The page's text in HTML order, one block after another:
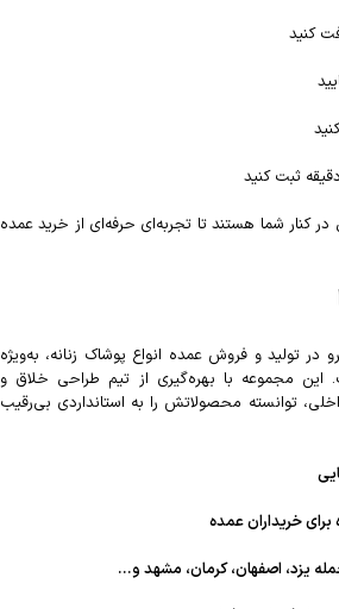
کنید
ثبت کنید
در کنار شما هستند تا تجربه‌ای حرفه‌ای از خرید عمده
در تولید و فروش عمده انواع پوشاک زنانه، به‌ویژه
این مجموعه با بهره‌گیری از تیم طراحی خلاق و
توانسته محصولاتش را به استانداردی بی‌رقیب
خریداران عمده
یزد، اصفهان، کرمان، مشهد و…